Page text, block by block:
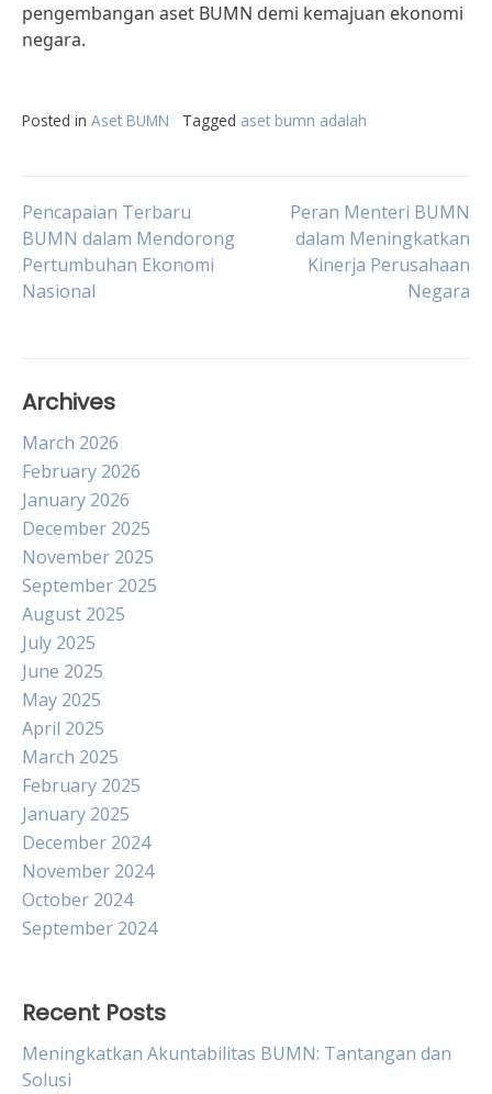
pengembangan aset BUMN demi kemajuan ekonomi
negara.
Posted in Aset BUMN Tagged aset bumn adalah
Post
navigation
Pencapaian Terbaru
BUMN dalam Mendorong
Pertumbuhan Ekonomi
Nasional
Peran Menteri BUMN
dalam Meningkatkan
Kinerja Perusahaan
Negara
Archives
March 2026
February 2026
January 2026
December 2025
November 2025
September 2025
August 2025
July 2025
June 2025
May 2025
April 2025
March 2025
February 2025
January 2025
December 2024
November 2024
October 2024
September 2024
Recent Posts
Meningkatkan Akuntabilitas BUMN: Tantangan dan
Solusi